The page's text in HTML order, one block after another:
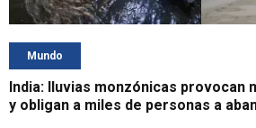
Mundo
India: lluvias monzónicas provocan
y obligan a miles de personas a